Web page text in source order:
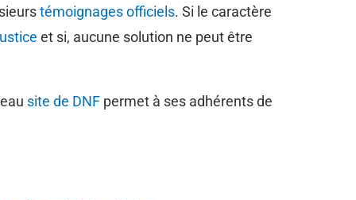
témoignages officiels. Si le caractère
et si, aucune solution ne peut être
site de DNF permet à ses adhérents de